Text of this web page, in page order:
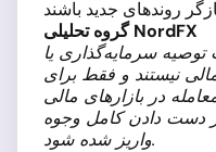
گروه تحلیلی NordFX
سرمایه‌گذاری یا
نیستند و فقط برای
در بازارهای مالی
دست دادن کامل وجوه
واریز شده شود.